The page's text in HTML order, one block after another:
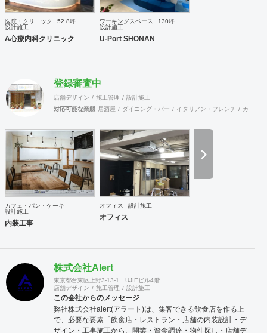
医院・クリニック
52.8坪
設計施工
A心療内科クリニック
ワーキングスペース
130坪
設計施工
U-Port SHONAN
登録審査中
店舗デザイン 施工管理
設計施工
対応可能な業態 居酒屋 ダイニング・バー イタリアン・フレンチ カフェ
カフェ・パン・ケーキ
設計施工
内装工事
オフィス 設計施工
オフィス
株式会社Alert
東京都台東区上野3-13-1 UJIEビル4階
店舗デザイン
施工管理 設計施工
この会社からのメッセージ
弊社株式会社alert(アラート)は、集客できる飲食店を作る上
で、必要な要素「飲食店・レストラン・店舗の内装設計・デ
ザイン・工事施工から、開業・資金調達・物件探し・店舗デ